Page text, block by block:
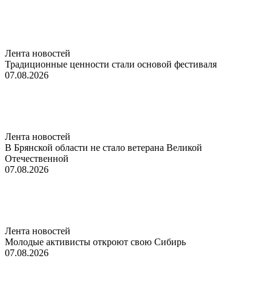
Лента новостей
Традиционные ценности стали основой фестиваля
07.08.2026
Лента новостей
В Брянской области не стало ветерана Великой
Отечественной
07.08.2026
Лента новостей
Молодые активисты откроют свою Сибирь
07.08.2026